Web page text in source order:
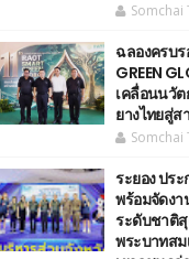
Somchai
ฉลองครบร
GREEN
เคลื่อนนวัต
ยางไทยสู่ส
Somchai
ระยอง ปร
พร้อมจัดง
ระดับชาติ
พระบาทสม